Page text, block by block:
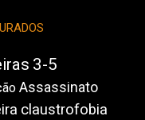
3-5
Assassinato
claustrofobia